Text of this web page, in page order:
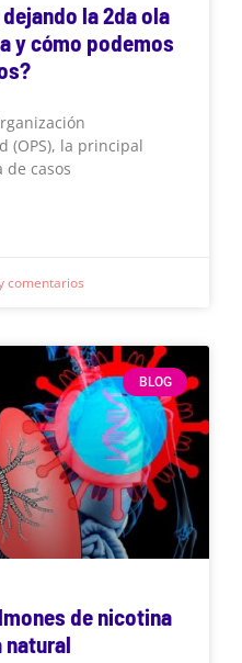
la 2da ola
y cómo podemos
(OPS), la principal
de casos
comentarios
BLOG
de nicotina
natural